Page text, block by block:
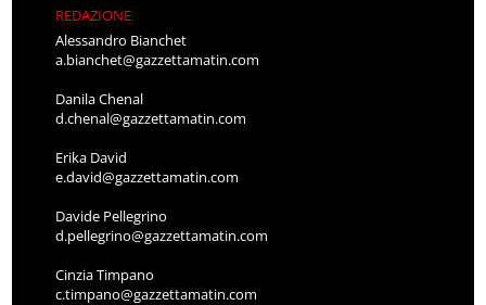
REDAZIONE
Alessandro Bianchet
a.bianchet@gazzettamatin.com
Danila Chenal
d.chenal@gazzettamatin.com
Erika David
e.david@gazzettamatin.com
Davide Pellegrino
d.pellegrino@gazzettamatin.com
Cinzia Timpano
c.timpano@gazzettamatin.com